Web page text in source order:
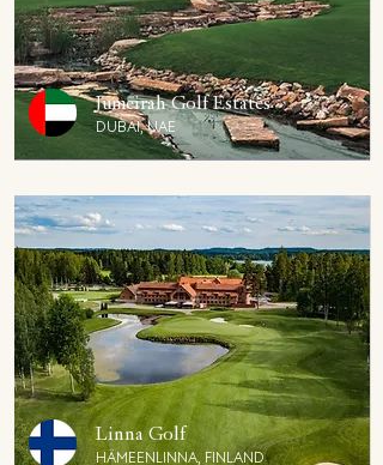
Jumeirah Golf Estates
DUBAI, UAE
Linna Golf
HÄMEENLINNA, FINLAND